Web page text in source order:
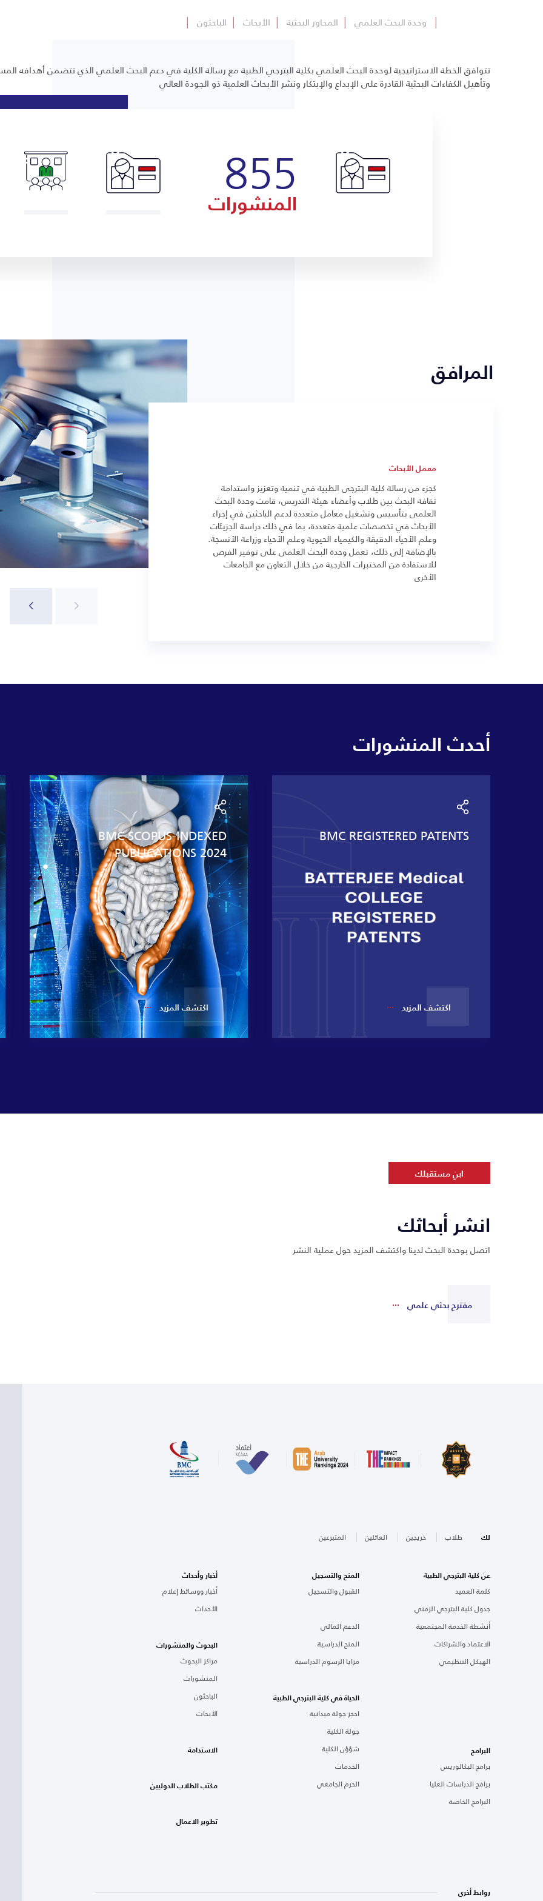
│ وحدة البحث العلمي │ المحاور البحثية │ الأبحاث │ الباحثون │
تتوافق الخطة الاستراتيجية لوحدة البحث العلمي بكلية البترجي الطبية مع رسالة الكلية في دعم البحث العلمي الذي تتضمن أهدافه
وتأهيل الكفاءات البحثية القادرة على الإبداع والإبتكار ونشر الأبحاث العلمية ذو الجودة العالي
855
المنشورات
المرافق
معمل الأبحاث
كجزء من رسالة كلية البترجى الطبية في تنمية وتعزيز واستدامة
ثقافة البحث بين طلاب وأعضاء هيئة التدريس، قامت وحدة البحث
العلمى بتأسيس وتشغيل معامل متعددة لدعم الباحثين في إجراء
الأبحاث في تخصصات علمية متعددة، بما في ذلك دراسة الجزيئات
وعلم الأحياء الدقيقة والكيمياء الحيوية وعلم الأحياء وزراعة الأنسجة.
بالإضافة إلى ذلك، تعمل وحدة البحث العلمى على توفير الفرص
للاستفادة من المختبرات الخارجية من خلال التعاون مع الجامعات
الأخرى
أحدث المنشورات
BMC REGISTERED PATENTS
اكتشف المزيد
BMC SCOPUS-INDEXED
PUBLICATIONS 2024
اكتشف المزيد
ابنِ مستقبلك
انشر أبحاثك
اتصل بوحدة البحث لدينا واكتشف المزيد حول عملية النشر
مقترح بحثي علمي
لك طلاب خريجين العائلين المتبرعين
عن كلية البترجي الطبية
كلمة العميد
جدول كلية البترجي الزمني
أنشطة الخدمة المجتمعية
الاعتماد والشراكات
الهيكل التنظيمي
البرامج
برامج البكالوريس
برامج الدراسات العليا
البرامج الخاصة
المنح والتسجيل
القبول والتسجيل
الدعم المالي
المنح الدراسية
مزايا الرسوم الدراسية
الحياة في كلية البترجي الطبية
احجز جولة ميدانية
جولة الكلية
شؤؤن الكلية
الخدمات
الحرم الجامعي
أخبار وأحداث
أخبار ووسائط إعلام
الأحداث
البحوث والمنشورات
مراكز البحوث
المنشورات
الباحثون
الأبحاث
الاستدامة
مكتب الطلاب الدوليين
تطوير الاعمال
روابط أخرى